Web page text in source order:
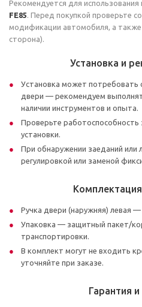
Рекомендуется для использования
FE85. Перед покупкой проверьте
модификации автомобиля, а также
сторона).
Установка и
Установка может потребовать
двери — рекомендуем
наличии инструментов и опыта.
Проверьте работоспособность
установки.
При обнаружении заеданий
регулировкой или заменой
Ручка двери (наружняя) левая
Упаковка — защитный пакет/
транспортировки.
В комплект могут не входить
уточняйте при заказе.
Гарантия